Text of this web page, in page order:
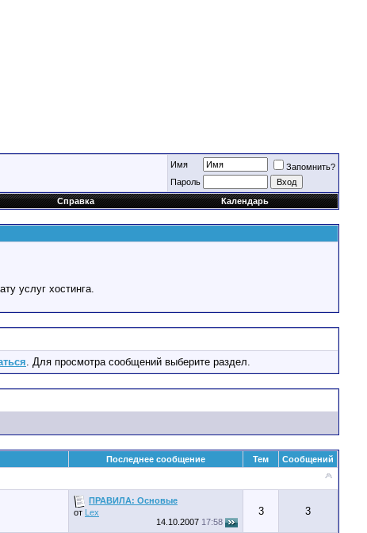
Имя
Запомнить?
Пароль
Справка Календарь
услуг хостинга.
. Для просмотра сообщений выберите раздел.
Последнее сообщение Тем Сообщений
ПРАВИЛА: Основые
от Lex
14.10.2007 17:58
3 3